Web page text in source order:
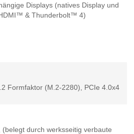
Displays (natives Display und
& Thunderbolt™ 4)
Formfaktor (M.2-2280), PCIe 4.0x4
durch werksseitig verbaute